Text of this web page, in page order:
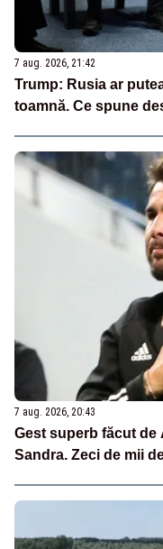
7 aug. 2026, 21:42
Trump: Rusia ar
toamnă. Ce spune
7 aug. 2026, 20:43
Gest superb făcut de
Sandra. Zeci de mii